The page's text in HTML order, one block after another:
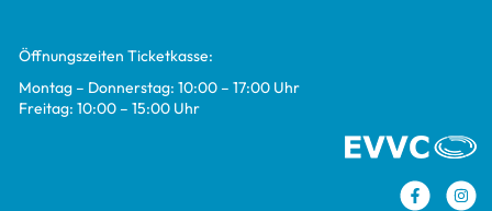
Öff­nungs­zei­ten Ticket­kasse:
Mon­tag – Don­ners­tag: 10:00 – 17:00 Uhr
Frei­tag: 10:00 – 15:00 Uhr